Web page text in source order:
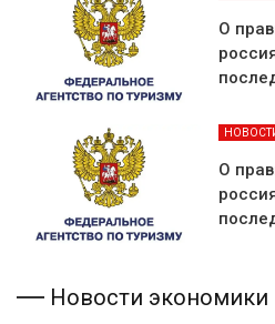
О
О
Новости экономики